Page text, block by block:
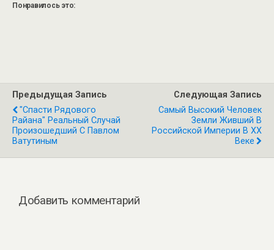
Понравилось это:
Предыдущая Запись
"Спасти Рядового
Райана" Реальный Случай
Произошедший С Павлом
Ватутиным
Следующая Запись
Самый Высокий Человек
Земли Живший В
Российской Империи В XX
Веке
Добавить комментарий